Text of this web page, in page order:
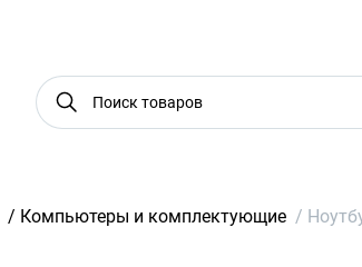
/ Компьютеры и комплектующие /